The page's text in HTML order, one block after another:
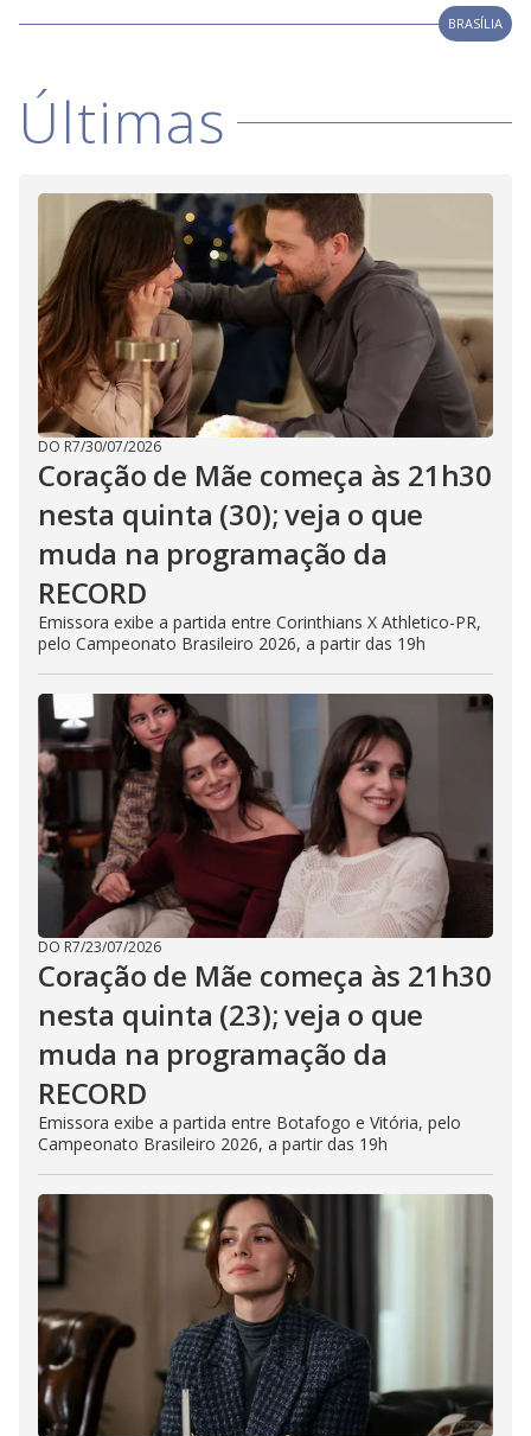
d
e
o
BRASÍLIA
Últimas
DO R7/30/07/2026
Coração de Mãe começa às 21h30
nesta quinta (30); veja o que
muda na programação da
RECORD
Emissora exibe a partida entre Corinthians X Athletico-PR,
pelo Campeonato Brasileiro 2026, a partir das 19h
DO R7/23/07/2026
Coração de Mãe começa às 21h30
nesta quinta (23); veja o que
muda na programação da
RECORD
Emissora exibe a partida entre Botafogo e Vitória, pelo
Campeonato Brasileiro 2026, a partir das 19h